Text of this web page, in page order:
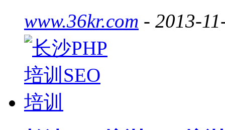
www.36kr.com - 2013-